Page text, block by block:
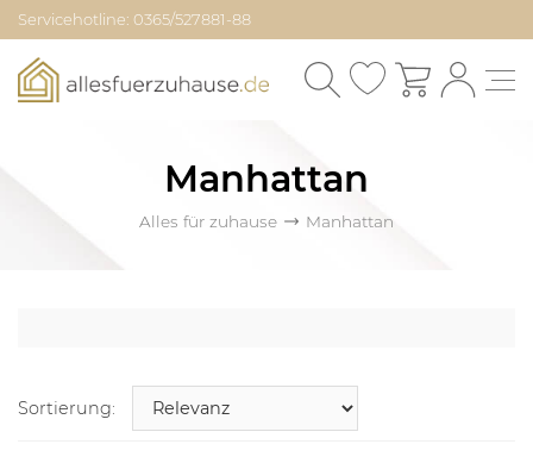
Servicehotline: 0365/527881-88
Manhattan
Alles für zuhause Manhattan
Sortierung: